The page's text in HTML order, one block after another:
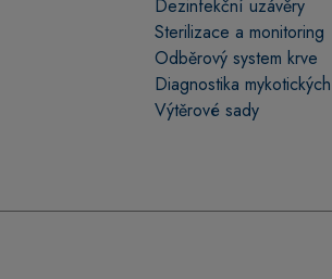
Dezinfekční uzávěry
Sterilizace a monitoring
Odběrový system krve
Diagnostika
Výtěrové sady